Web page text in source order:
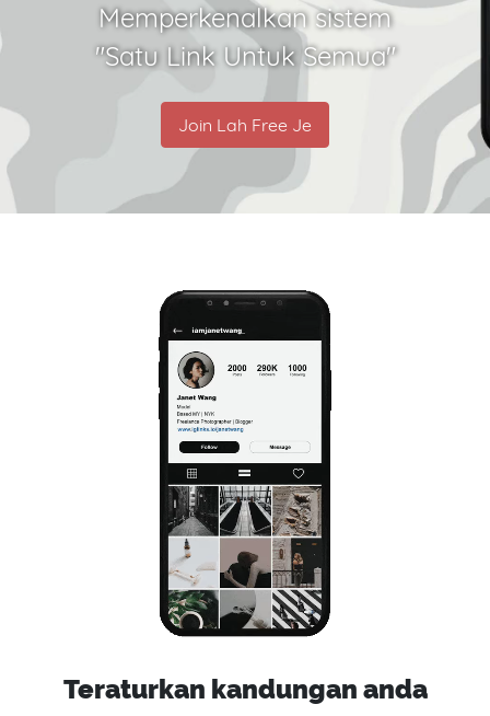
Memperkenalkan sistem
"Satu Link Untuk Semua"
Join Lah Free Je
Teraturkan kandungan anda